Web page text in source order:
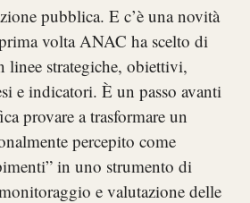
pubblica. E c’è una novità
volta ANAC ha scelto di
linee strategiche, obiettivi,
e indicatori. È un passo avanti
provare a trasformare un
percepito come
in uno strumento di
e valutazione delle